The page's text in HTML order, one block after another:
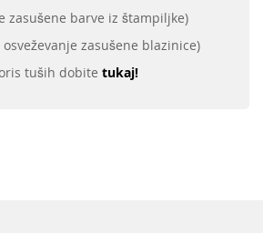
zasušene barve iz štampiljke)
osveževanje zasušene blazinice)
tuših dobite tukaj!